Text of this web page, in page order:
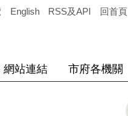
English RSS及API 回首頁
網站連結 市府各機關